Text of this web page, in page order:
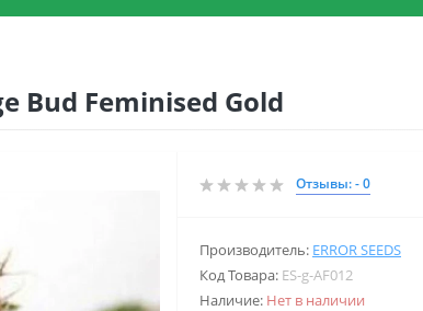
Bud Feminised Gold
Отзывы: - 0
Производитель: ERROR SEEDS
Код Товара: ES-g-AF012
Наличие: Нет в наличии